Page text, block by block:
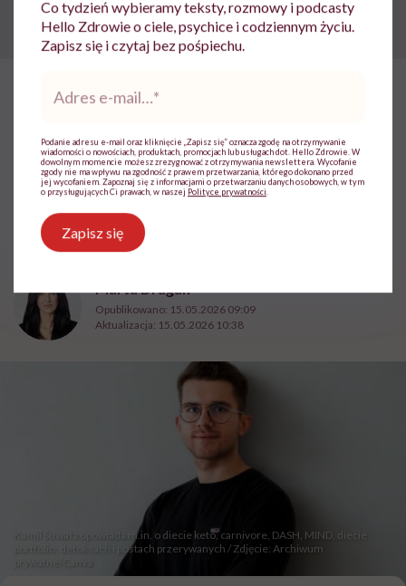
HelloZdrowie: Odżywianie
Kamil Suwała: „Wiele modnych
diet, które trendują dziś w social
mediach, łączą dwie rzeczy:
eliminacje i udziwnienia”
Marta Dragan
Opublikowano: 15.05.2026 09:09
Aktualizacja: 15.05.2026 10:38
Kamil Suwała opowiada m.in. o diecie keto, carnivore, DASH, MIND, diecie
portfolio, detoksach i postach przerywanych / Zdjęcie: Archiwum
Co tydzień wybieramy teksty, rozmowy i podcasty
Hello Zdrowie o ciele, psychice i codziennym życiu.
Zapisz się i czytaj bez pośpiechu.
*
Podanie adresu e-mail oraz kliknięcie „Zapisz się” oznacza zgodę na otrzymywanie
wiadomości o nowościach, produktach, promocjach lub usługach dot. Hello Zdrowie. W
dowolnym momencie możesz zrezygnować z otrzymywania newslettera. Wycofanie
zgody nie ma wpływu na zgodność z prawem przetwarzania, którego dokonano przed
jej wycofaniem. Zapoznaj się z informacjami o przetwarzaniu danych osobowych, w tym
o przysługujących Ci prawach, w naszej Polityce prywatności
Zapisz się